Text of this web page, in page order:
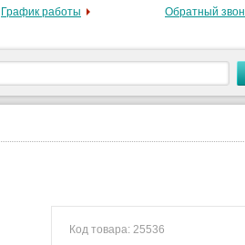
График работы Обратный
Код товара: 25536